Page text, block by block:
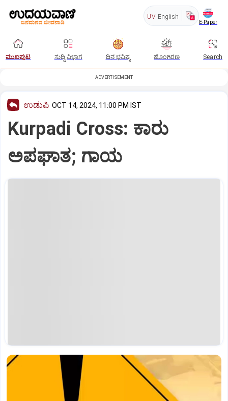
UV English
E-Paper
ಮುಖಪುಟ ಸುದ್ದಿ ವಿಭಾಗ ದಿನ ಭವಿಷ್ಯ ಹೊಂಗಿರಣ Search
ADVERTISEMENT
ಉಡುಪಿ OCT 14, 2024, 11:00 PM IST
Kurpadi Cross: ಕಾರು
ಅಪಘಾತ; ಗಾಯ